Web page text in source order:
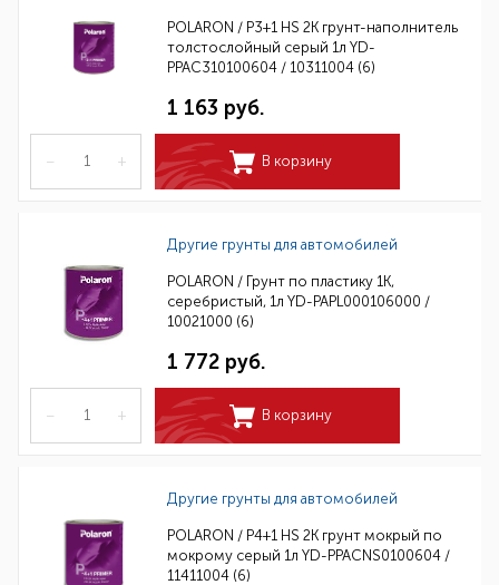
POLARON / P3+1 HS 2K грунт-наполнитель
толстослойный серый 1л YD-
PPAC310100604 / 10311004 (6)
1 163 руб.
– + В корзину
Другие грунты для автомобилей
POLARON / Грунт по пластику 1К,
серебристый, 1л YD-PAPL000106000 /
10021000 (6)
1 772 руб.
– + В корзину
Другие грунты для автомобилей
POLARON / P4+1 HS 2K грунт мокрый по
мокрому серый 1л YD-PPACNS0100604 /
11411004 (6)